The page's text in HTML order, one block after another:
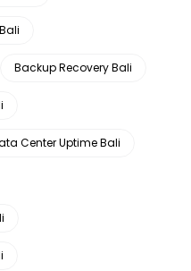
Backup Recovery Bali
Center Uptime Bali